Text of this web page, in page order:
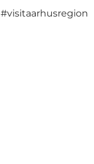
#visitaarhusregion